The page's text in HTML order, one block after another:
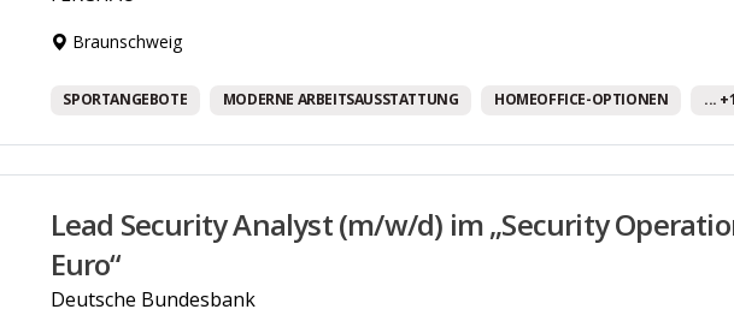
Braunschweig
SPORTANGEBOTE MODERNE ARBEITSAUSSTATTUNG HOMEOFFICE-OPTIONEN ...
Lead Security Analyst (m/w/d) im „Security
Euro“
Deutsche Bundesbank